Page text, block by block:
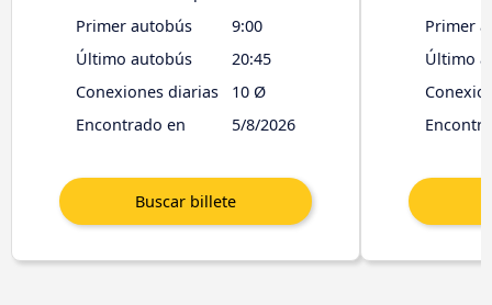
Primer autobús
9:00
Último autobús
20:45
Conexiones diarias
10 Ø
Encontrado en
5/8/2026
Primer
Último